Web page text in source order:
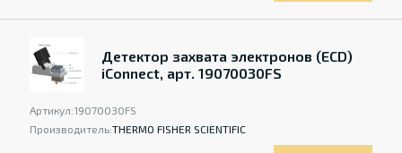
Детектор захвата электронов (ECD)
iConnect, арт. 19070030FS
Артикул:19070030FS
Производитель:THERMO FISHER SCIENTIFIC